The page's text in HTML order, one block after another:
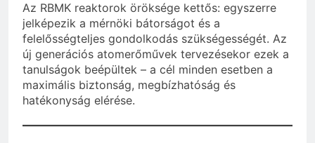
Az RBMK reaktorok öröksége kettős: egyszerre
jelképezik a mérnöki bátorságot és a
felelősségteljes gondolkodás szükségességét. Az
új generációs atomerőművek tervezésekor ezek a
tanulságok beépültek – a cél minden esetben a
maximális biztonság, megbízhatóság és
hatékonyság elérése.